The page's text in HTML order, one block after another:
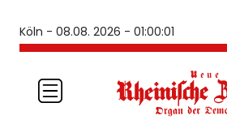
Köln - 08.08. 2026 - 01:00:01